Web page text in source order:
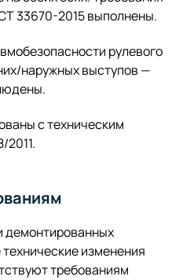
33670-2015 выполнены.
рулевого
наружных выступов —
с техническим
2011.
демонтированных
изменения
требованиям